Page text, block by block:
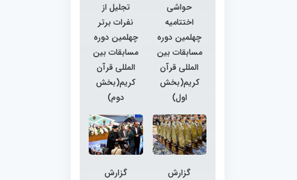
حواشی
اختتامیه
چهلمین دوره
مسابقات بین
المللی قرآن
کریم(بخش
اول)
تجلیل از
نفرات برتر
چهلمین دوره
مسابقات بین
المللی قرآن
کریم(بخش
دوم)
گزارش
گزارش